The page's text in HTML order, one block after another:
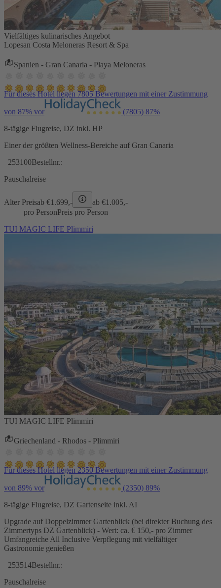
Vielfältiges kulinarisches Angebot
Lopesan Costa Meloneras Resort & Spa
Spanien - Gran Canaria - Playa Meloneras
Für dieses Hotel liegen 7805 Bewertungen mit einer Zustimmung
von 87% vor (7805) 87%
8-tägige Flugreise, DZ inkl. HP
Einer der größten Wellness-Bereiche auf Gran Canaria
253100Bestellnr.:
Pauschalreise
Alter Preisab €1.699,- ab €1.005,-
pro PersonPreis pro Person
TUI MAGIC LIFE Plimmiri
TUI MAGIC LIFE Plimmiri
Griechenland - Rhodos - Plimmiri
Für dieses Hotel liegen 2350 Bewertungen mit einer Zustimmung
von 89% vor (2350) 89%
8-tägige Flugreise, DZ Gartenseite inkl. AI
Upgrade auf Doppelzimmer Gartenblick (bei direkter Buchung des
Zimmertyps DZ Gartenblick) - Wert: ca. € 150,- pro Zimmer
Umfangreiche All Inclusive Verpflegung mit vielfältiger
Gastronomie genießen
253514Bestellnr.:
Pauschalreise